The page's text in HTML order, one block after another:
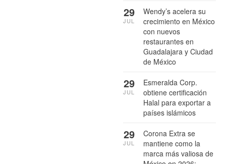
Wendy’s acelera su
crecimiento en México
con nuevos
restaurantes en
Guadalajara y Ciudad
de México
29
JUL
Esmeralda Corp.
obtiene certificación
Halal para exportar a
países islámicos
29
JUL
Corona Extra se
mantiene como la
marca más valiosa de
29
JUL